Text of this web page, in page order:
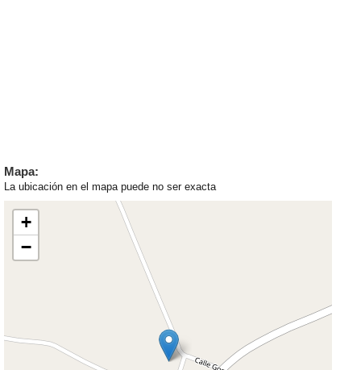
Mapa:
La ubicación en el mapa puede no ser exacta
+
−